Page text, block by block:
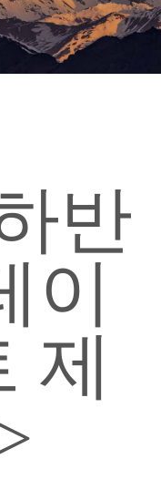
CORPORATION
라아웃도어반
이
제